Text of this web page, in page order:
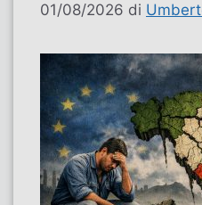
01/08/2026 di